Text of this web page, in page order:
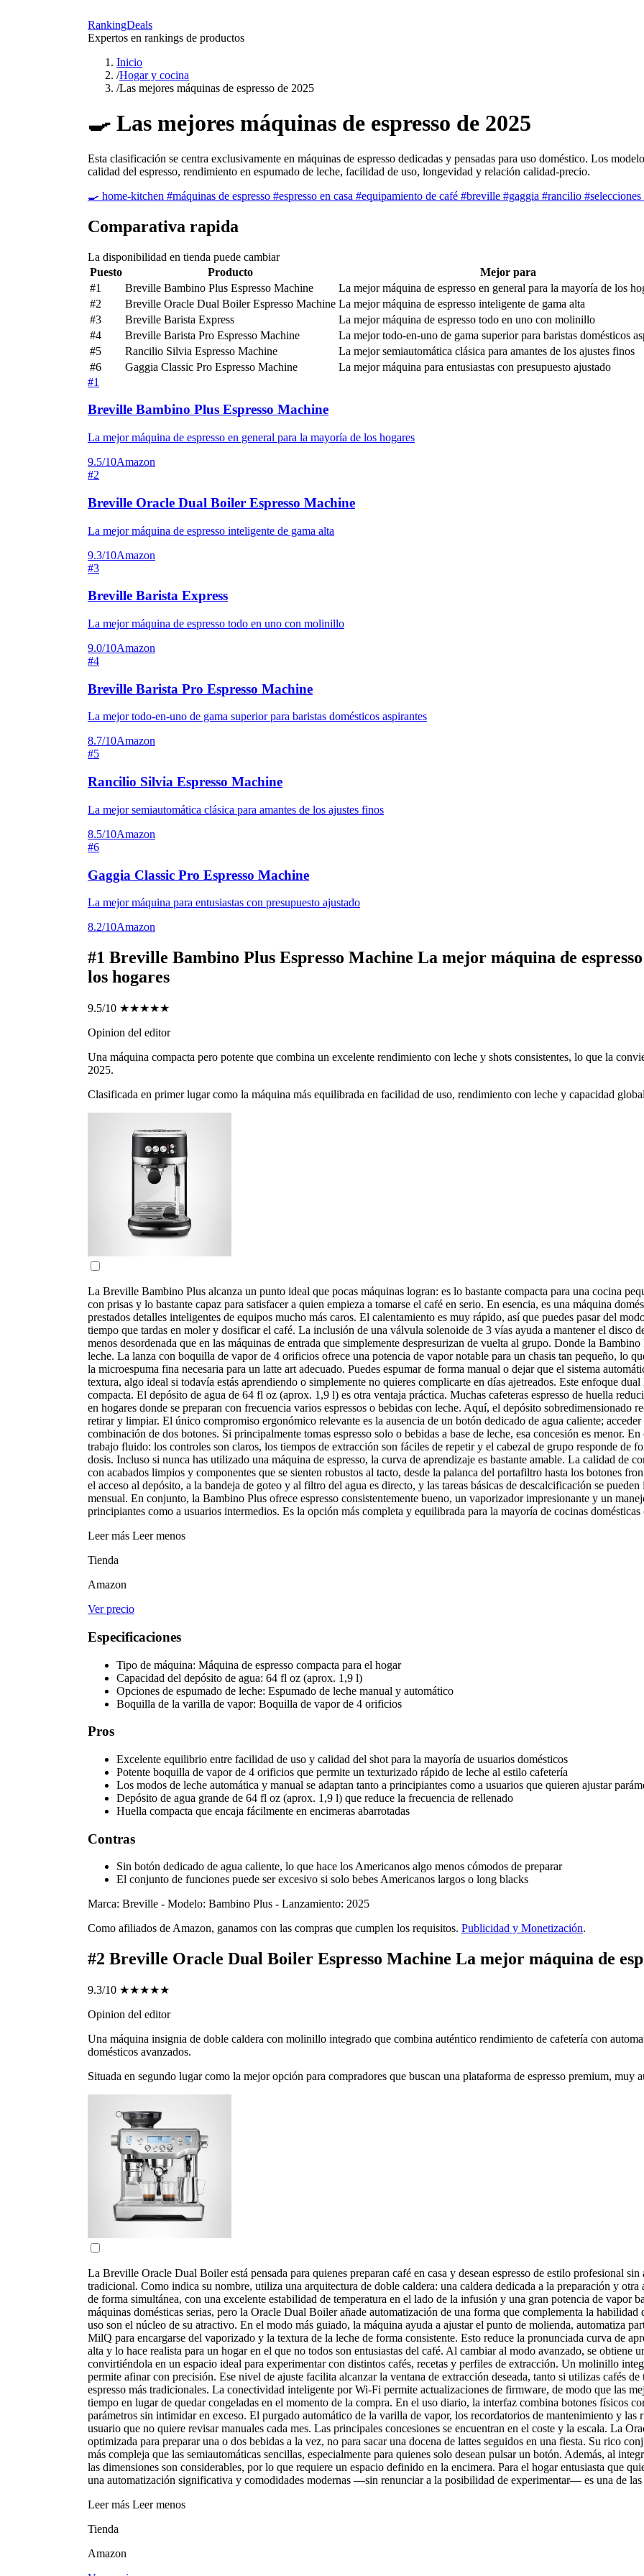
RankingDeals
Expertos en rankings de productos
Inicio
/Hogar y cocina
/Las mejores máquinas de espresso de 2025
🍳 Las mejores máquinas de espresso de 2025
Esta clasificación se centra exclusivamente en máquinas de espresso dedicadas y pensadas para uso doméstico. Los
calidad del espresso, rendimiento en espumado de leche, facilidad de uso, longevidad y relación calidad‑precio.
🍳 home-kitchen #máquinas de espresso #espresso en casa #equipamiento de café #breville #gaggia #rancilio
Comparativa rapida
La disponibilidad en tienda puede cambiar
Puesto
Producto Mejor para
#1
Breville Bambino Plus Espresso Machine La mejor máquina de espresso en general para la mayoría de los
#2
Breville Oracle Dual Boiler Espresso Machine La mejor máquina de espresso inteligente de gama alta
#3
Breville Barista Express La mejor máquina de espresso todo en uno con molinillo
#4
Breville Barista Pro Espresso Machine La mejor todo-en-uno de gama superior para baristas domésticos
#5
Rancilio Silvia Espresso Machine La mejor semiautomática clásica para amantes de los ajustes finos
#6
Gaggia Classic Pro Espresso Machine La mejor máquina para entusiastas con presupuesto ajustado
#1
Breville Bambino Plus Espresso Machine
La mejor máquina de espresso en general para la mayoría de los hogares
9.5/10Amazon
#2
Breville Oracle Dual Boiler Espresso Machine
La mejor máquina de espresso inteligente de gama alta
9.3/10Amazon
#3
Breville Barista Express
La mejor máquina de espresso todo en uno con molinillo
9.0/10Amazon
#4
Breville Barista Pro Espresso Machine
La mejor todo-en-uno de gama superior para baristas domésticos aspirantes
8.7/10Amazon
#5
Rancilio Silvia Espresso Machine
La mejor semiautomática clásica para amantes de los ajustes finos
8.5/10Amazon
#6
Gaggia Classic Pro Espresso Machine
La mejor máquina para entusiastas con presupuesto ajustado
8.2/10Amazon
#1 Breville Bambino Plus Espresso Machine La mejor máquina de
los hogares
9.5/10 ★★★★★
Opinion del editor
Una máquina compacta pero potente que combina un excelente rendimiento con leche y shots consistentes, lo que la
2025.
Clasificada en primer lugar como la máquina más equilibrada en facilidad de uso, rendimiento con leche y capacidad
La Breville Bambino Plus alcanza un punto ideal que pocas máquinas logran: es lo bastante compacta para una cocina
con prisas y lo bastante capaz para satisfacer a quien empieza a tomarse el café en serio. En esencia, es una máquina
prestados detalles inteligentes de equipos mucho más caros. El calentamiento es muy rápido, así que puedes pasar del
tiempo que tardas en moler y dosificar el café. La inclusión de una válvula solenoide de 3 vías ayuda a mantener el disco
menos desordenada que en las máquinas de entrada que simplemente despresurizan de vuelta al grupo. Donde la
leche. La lanza con boquilla de vapor de 4 orificios ofrece una potencia de vapor notable para un chasis tan pequeño, lo
la microespuma fina necesaria para un latte art adecuado. Puedes espumar de forma manual o dejar que el sistema
textura, algo ideal si todavía estás aprendiendo o simplemente no quieres complicarte en días ajetreados. Este enfoque
compacta. El depósito de agua de 64 fl oz (aprox. 1,9 l) es otra ventaja práctica. Muchas cafeteras espresso de huella
en hogares donde se preparan con frecuencia varios espressos o bebidas con leche. Aquí, el depósito sobredimensionado
retirar y limpiar. El único compromiso ergonómico relevante es la ausencia de un botón dedicado de agua caliente;
combinación de dos botones. Si principalmente tomas espresso solo o bebidas a base de leche, esa concesión es menor.
trabajo fluido: los controles son claros, los tiempos de extracción son fáciles de repetir y el cabezal de grupo responde de
dosis. Incluso si nunca has utilizado una máquina de espresso, la curva de aprendizaje es bastante amable. La calidad de
con acabados limpios y componentes que se sienten robustos al tacto, desde la palanca del portafiltro hasta los botones
el acceso al depósito, a la bandeja de goteo y al filtro del agua es directo, y las tareas básicas de descalcificación se
mensual. En conjunto, la Bambino Plus ofrece espresso consistentemente bueno, un vaporizador impresionante y un
principiantes como a usuarios intermedios. Es la opción más completa y equilibrada para la mayoría de cocinas domésticas
Leer más Leer menos
Tienda
Amazon
Ver precio
Especificaciones
Tipo de máquina: Máquina de espresso compacta para el hogar
Capacidad del depósito de agua: 64 fl oz (aprox. 1,9 l)
Opciones de espumado de leche: Espumado de leche manual y automático
Boquilla de la varilla de vapor: Boquilla de vapor de 4 orificios
Pros
Excelente equilibrio entre facilidad de uso y calidad del shot para la mayoría de usuarios domésticos
Potente boquilla de vapor de 4 orificios que permite un texturizado rápido de leche al estilo cafetería
Los modos de leche automática y manual se adaptan tanto a principiantes como a usuarios que quieren ajustar
Depósito de agua grande de 64 fl oz (aprox. 1,9 l) que reduce la frecuencia de rellenado
Huella compacta que encaja fácilmente en encimeras abarrotadas
Contras
Sin botón dedicado de agua caliente, lo que hace los Americanos algo menos cómodos de preparar
El conjunto de funciones puede ser excesivo si solo bebes Americanos largos o long blacks
Marca: Breville - Modelo: Bambino Plus - Lanzamiento: 2025
Como afiliados de Amazon, ganamos con las compras que cumplen los requisitos. Publicidad y Monetización.
#2 Breville Oracle Dual Boiler Espresso Machine La mejor máquina de
9.3/10 ★★★★★
Opinion del editor
Una máquina insignia de doble caldera con molinillo integrado que combina auténtico rendimiento de cafetería con
domésticos avanzados.
Situada en segundo lugar como la mejor opción para compradores que buscan una plataforma de espresso premium, muy
La Breville Oracle Dual Boiler está pensada para quienes preparan café en casa y desean espresso de estilo profesional
tradicional. Como indica su nombre, utiliza una arquitectura de doble caldera: una caldera dedicada a la preparación y
de forma simultánea, con una excelente estabilidad de temperatura en el lado de la infusión y una gran potencia de vapor
máquinas domésticas serias, pero la Oracle Dual Boiler añade automatización de una forma que complementa la
uso son el núcleo de su atractivo. En el modo más guiado, la máquina ayuda a ajustar el punto de molienda, automatiza
MilQ para encargarse del vaporizado y la textura de la leche de forma consistente. Esto reduce la pronunciada curva de
alta y lo hace realista para un hogar en el que no todos son entusiastas del café. Al cambiar al modo avanzado, se obtiene
convirtiéndola en un espacio ideal para experimentar con distintos cafés, recetas y perfiles de extracción. Un molinillo
permite afinar con precisión. Ese nivel de ajuste facilita alcanzar la ventana de extracción deseada, tanto si utilizas cafés
espresso más tradicionales. La conectividad inteligente por Wi‑Fi permite actualizaciones de firmware, de modo que las
tiempo en lugar de quedar congeladas en el momento de la compra. En el uso diario, la interfaz combina botones físicos
parámetros sin intimidar en exceso. El purgado automático de la varilla de vapor, los recordatorios de mantenimiento y
usuario que no quiere revisar manuales cada mes. Las principales concesiones se encuentran en el coste y la escala. La
optimizada para preparar una o dos bebidas a la vez, no para sacar una docena de lattes seguidos en una fiesta. Su rico
más compleja que las semiautomáticas sencillas, especialmente para quienes solo desean pulsar un botón. Además, al
las dimensiones son considerables, por lo que requiere un espacio definido en la encimera. Para el hogar entusiasta que
una automatización significativa y comodidades modernas —sin renunciar a la posibilidad de experimentar— es una de las
Leer más Leer menos
Tienda
Amazon